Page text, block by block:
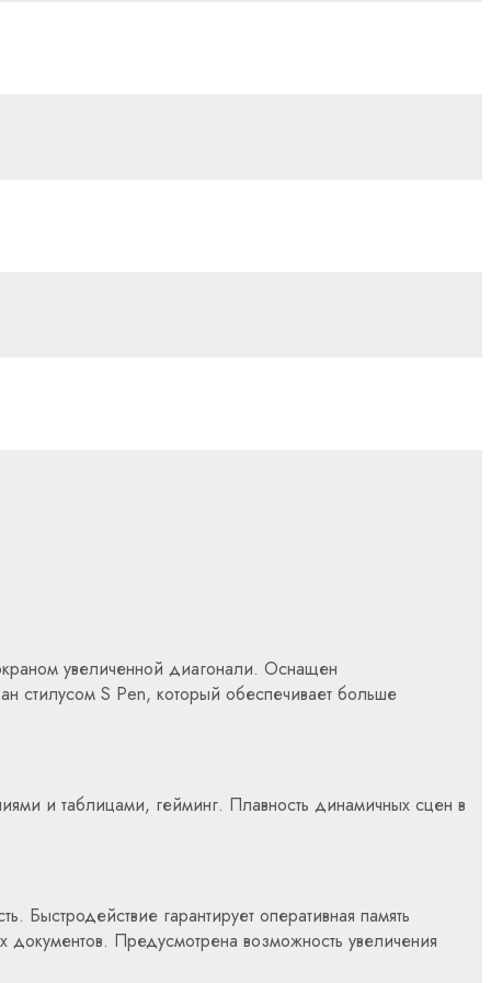
увеличенной диагонали. Оснащен
стилусом S Pen, который обеспечивает больше
и таблицами, гейминг. Плавность динамичных сцен в
гарантирует оперативная память
Предусмотрена возможность увеличения